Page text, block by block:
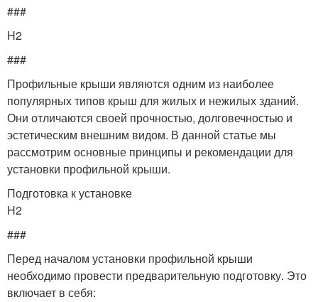
###
H2
###
Профильные крыши являются одним из наиболее
популярных типов крыш для жилых и нежилых зданий.
Они отличаются своей прочностью, долговечностью и
эстетическим внешним видом. В данной статье мы
рассмотрим основные принципы и рекомендации для
установки профильной крыши.
Подготовка к установке
H2
###
Перед началом установки профильной крыши
необходимо провести предварительную подготовку. Это
включает в себя: